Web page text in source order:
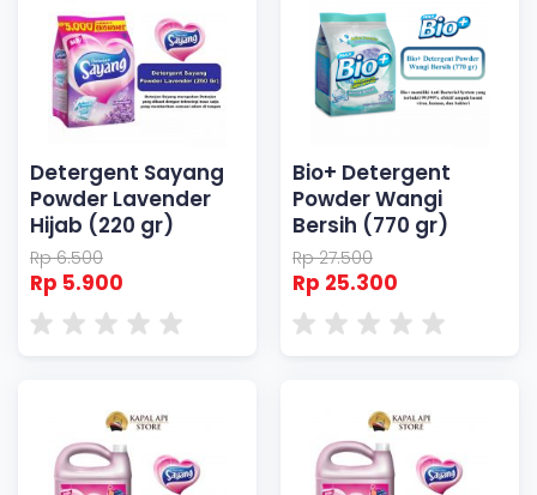
Detergent Sayang
Powder Lavender
Hijab (220 gr)
Rp 6.500
Rp 5.900
Bio+ Detergent
Powder Wangi
Bersih (770 gr)
Rp 27.500
Rp 25.300